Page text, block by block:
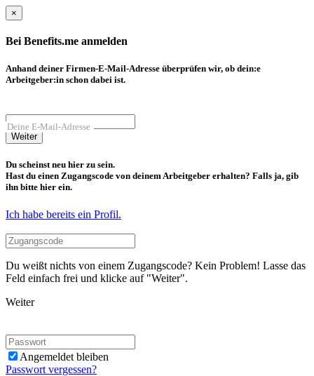
×
Bei Benefits.me anmelden
Anhand deiner Firmen-E-Mail-Adresse überprüfen wir, ob dein:e
Arbeitgeber:in schon dabei ist.
Deine E-Mail-Adresse
Weiter
Du scheinst neu hier zu sein.
Hast du einen Zugangscode von deinem Arbeitgeber erhalten? Falls ja, gib
ihn bitte hier ein.
Ich habe bereits ein Profil.
Du weißt nichts von einem Zugangscode? Kein Problem! Lasse das
Feld einfach frei und klicke auf "Weiter".
Weiter
Angemeldet bleiben
Passwort vergessen?